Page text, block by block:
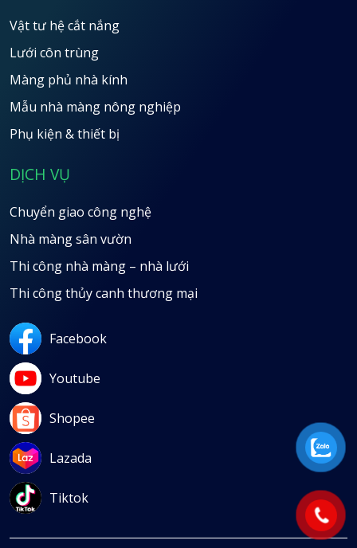
Vật tư hệ cắt nắng
Lưới côn trùng
Màng phủ nhà kính
Mẫu nhà màng nông nghiệp
Phụ kiện & thiết bị
DỊCH VỤ
Chuyển giao công nghệ
Nhà màng sân vườn
Thi công nhà màng – nhà lưới
Thi công thủy canh thương mại
Facebook
Youtube
Shopee
Lazada
Tiktok